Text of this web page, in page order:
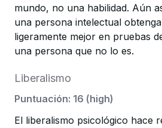
mundo, no una habilidad. Aún
una persona intelectual
ligeramente mejor en pruebas
una persona que no lo es.
Liberalismo
Puntuación: 16 (high)
El liberalismo psicológico hace